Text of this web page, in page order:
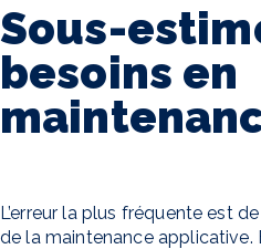
Sous-
besoins en
L’erreur la plus fréquente est
de la maintenance applicative.